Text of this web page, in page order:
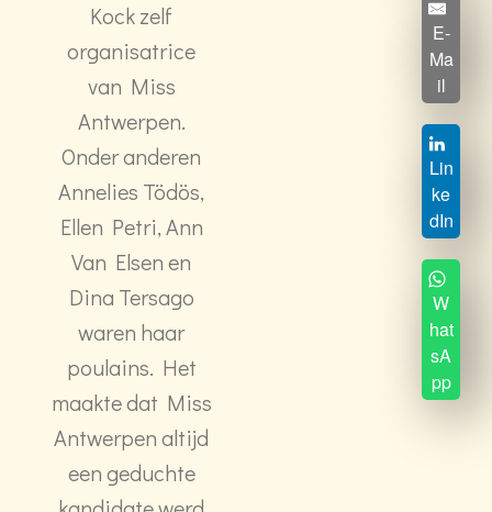
Kock zelf
organisatrice
van Miss
Antwerpen.
Onder anderen
Annelies Tödös,
Ellen Petri, Ann
Van Elsen en
Dina Tersago
waren haar
poulains. Het
maakte dat Miss
Antwerpen altijd
een geduchte
E-
Ma
il
Lin
ke
dIn
W
hat
sA
pp